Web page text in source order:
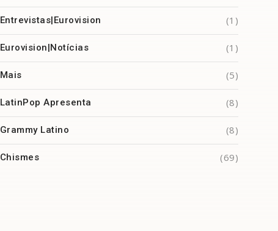
Entrevistas|Eurovision (1)
Eurovision|Notícias (1)
Mais (5)
LatinPop Apresenta (8)
Grammy Latino (8)
Chismes (69)